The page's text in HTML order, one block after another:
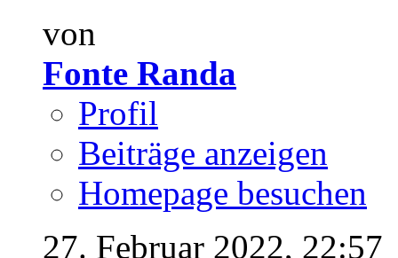
von
Fonte Randa
Profil
Beiträge anzeigen
Homepage besuchen
27. Februar 2022, 22:57